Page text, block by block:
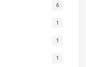
6
1
1
1